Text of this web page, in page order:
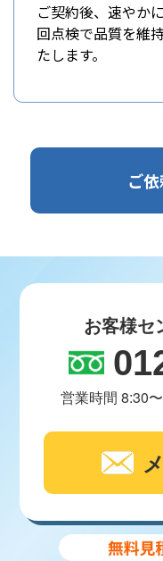
ご契約後、速やか
回点検で品質を維
たします。
ご
お客様セ
営業時間 8:30